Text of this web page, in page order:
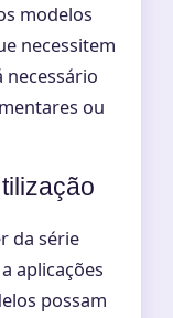
modelos
necessitem
necessário
ou
da série
aplicações
possam